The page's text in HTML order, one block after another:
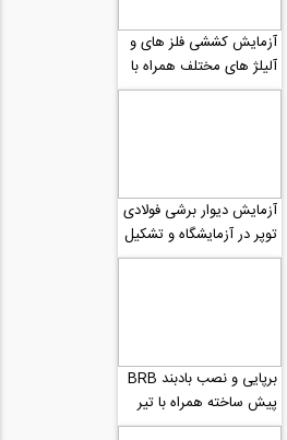
آزمایش کششی فلز های و
آلیلژ های مختلف همراه با
ترسیم نمودار تنش کرنش
آزمایش دیوار برشی فولادی
توپر در آزمایشگاه و تشکیل
نوارهای کششی
برپایی و نصب بادبند BRB
پیش ساخته همراه با تیر
شرکت PowerCat